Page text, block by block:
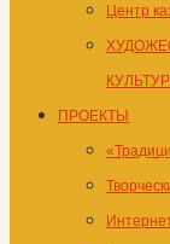
Центр
ПРОЕКТЫ